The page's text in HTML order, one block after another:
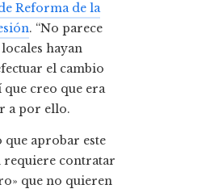
Reforma de la
. “No parece
hayan
el cambio
que creo que era
a por ello.
aprobar este
requiere contratar
que no quieren